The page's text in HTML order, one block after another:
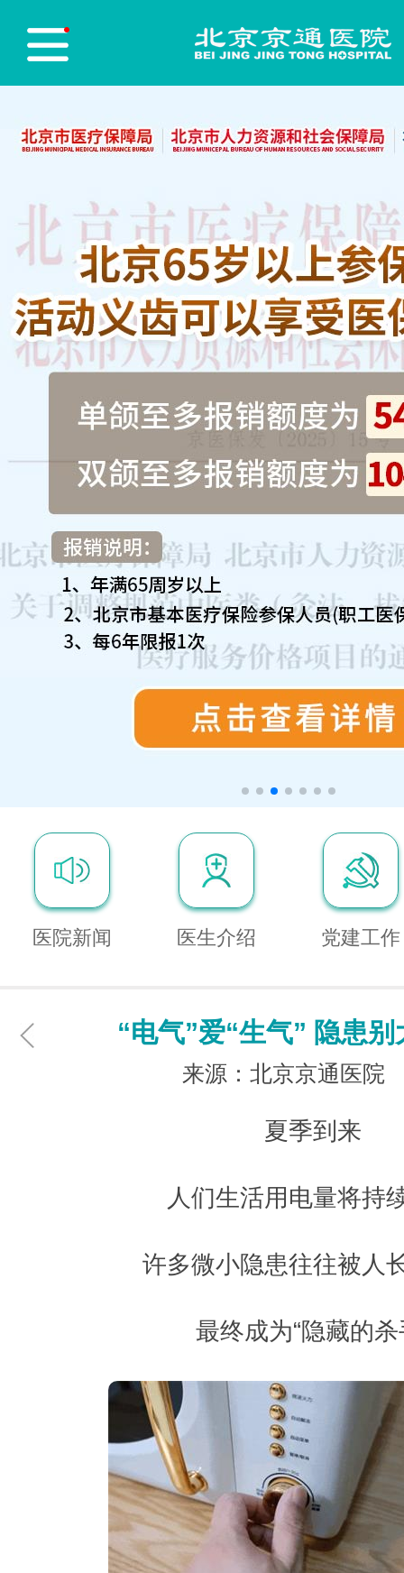
医院首页 Hospital Home
医师团队 Physician Team
志愿服务 Red blood cell
党员先锋 Party Building
预约挂号
电话挂号
医院新闻 医生介绍 党建工作
“电气”爱“生气” 隐患别
来源：北京京通医院
夏季到来
人们生活用电量将持
许多微小隐患往往被人
最终成为“隐藏的杀